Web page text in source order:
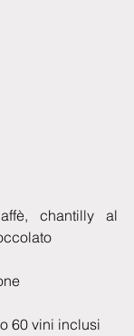
chantilly al
60 vini inclusi